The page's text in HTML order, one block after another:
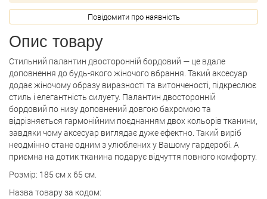
Повідомити про наявність
Опис товару
Стильний палантин двосторонній бордовий — це вдале
доповнення до будь-якого жіночого вбрання. Такий аксесуар
додає жіночому образу виразності та витонченості, підкреслює
стиль і елегантність силуету. Палантин двосторонній
бордовий по низу доповнений довгою бахромою та
відрізняється гармонійним поєднанням двох кольорів тканини,
завдяки чому аксесуар виглядає дуже ефектно. Такий виріб
неодмінно стане одним з улюблених у Вашому гардеробі. А
приємна на дотик тканина подарує відчуття повного комфорту.
Розмір: 185 см х 65 см.
Назва товару за кодом: